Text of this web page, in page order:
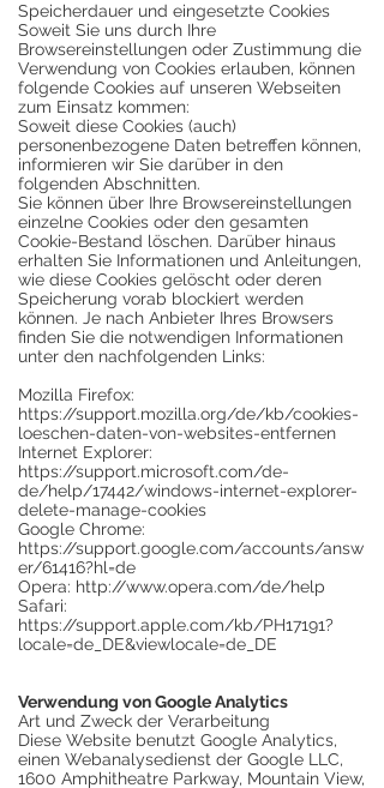
Speicherdauer und eingesetzte Cookies
Soweit Sie uns durch Ihre
Browsereinstellungen oder Zustimmung die
Verwendung von Cookies erlauben, können
folgende Cookies auf unseren Webseiten
zum Einsatz kommen:
Soweit diese Cookies (auch)
personenbezogene Daten betreffen können,
informieren wir Sie darüber in den
folgenden Abschnitten.
Sie können über Ihre Browsereinstellungen
einzelne Cookies oder den gesamten
Cookie-Bestand löschen. Darüber hinaus
erhalten Sie Informationen und Anleitungen,
wie diese Cookies gelöscht oder deren
Speicherung vorab blockiert werden
können. Je nach Anbieter Ihres Browsers
finden Sie die notwendigen Informationen
unter den nachfolgenden Links:
Mozilla Firefox:
https://support.mozilla.org/de/kb/cookies-
loeschen-daten-von-websites-entfernen
Internet Explorer:
https://support.microsoft.com/de-
de/help/17442/windows-internet-explorer-
delete-manage-cookies
Google Chrome:
https://support.google.com/accounts/answ
er/61416?hl=de
Opera: http://www.opera.com/de/help
Safari:
https://support.apple.com/kb/PH17191?
locale=de_DE&viewlocale=de_DE
Verwendung von Google Analytics
Art und Zweck der Verarbeitung
Diese Website benutzt Google Analytics,
einen Webanalysedienst der Google LLC,
1600 Amphitheatre Parkway, Mountain View,